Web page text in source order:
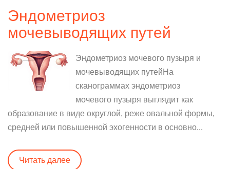
Эндометриоз
мочевыводящих путей
Эндометриоз мочевого пузыря и
мочевыводящих путейНа
сканограммах эндометриоз
мочевого пузыря выглядит как
образование в виде округлой, реже овальной формы,
средней или повышенной эхогенности в основно...
Читать далее